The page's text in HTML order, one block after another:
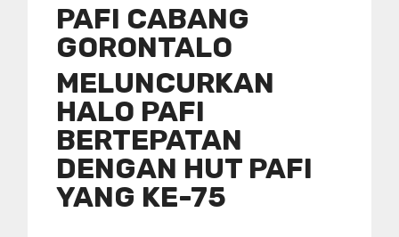
PAFI CABANG
GORONTALO
MELUNCURKAN
HALO PAFI
BERTEPATAN
DENGAN HUT PAFI
YANG KE-75